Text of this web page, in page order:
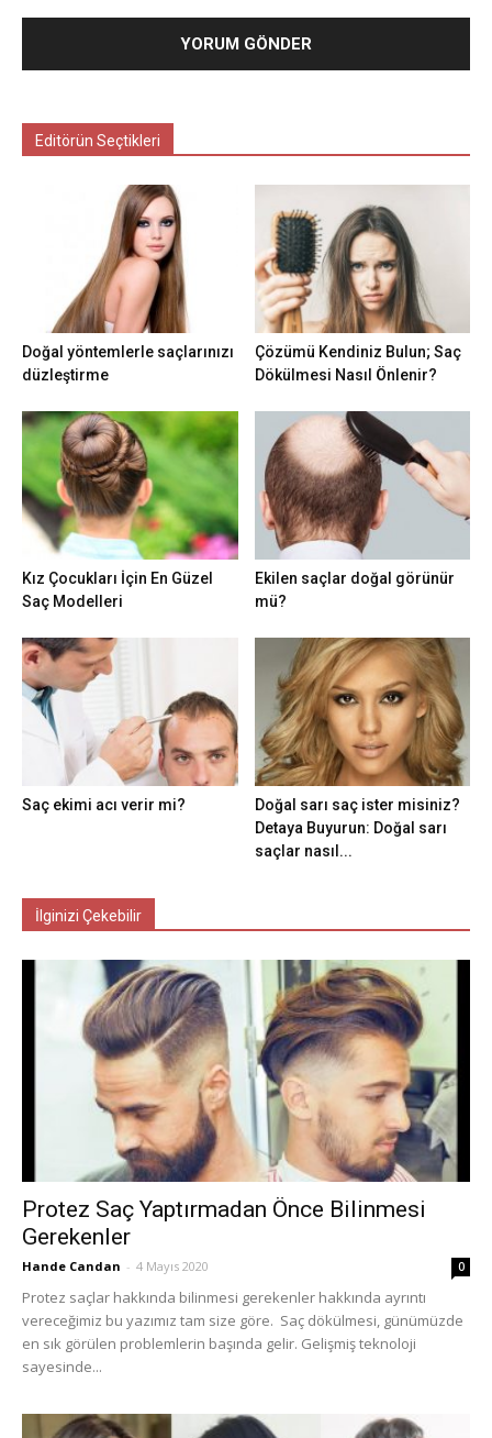
Editörün Seçtikleri
Doğal yöntemlerle saçlarınızı
düzleştirme
Çözümü Kendiniz Bulun; Saç
Dökülmesi Nasıl Önlenir?
Kız Çocukları İçin En Güzel
Saç Modelleri
Ekilen saçlar doğal görünür
mü?
Saç ekimi acı verir mi?
Doğal sarı saç ister misiniz?
Detaya Buyurun: Doğal sarı
saçlar nasıl...
İlginizi Çekebilir
Protez Saç Yaptırmadan Önce Bilinmesi
Gerekenler
Hande Candan - 4 Mayıs 2020 0
Protez saçlar hakkında bilinmesi gerekenler hakkında ayrıntı
vereceğimiz bu yazımız tam size göre. Saç dökülmesi, günümüzde
en sık görülen problemlerin başında gelir. Gelişmiş teknoloji
sayesinde...